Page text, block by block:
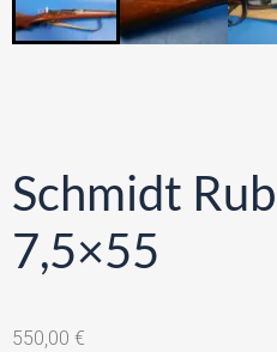
Schmidt
7,5×55
550,00 €